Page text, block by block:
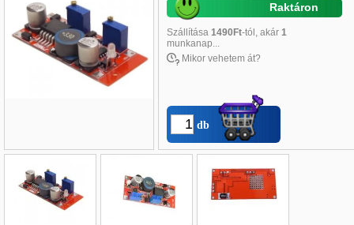
Raktáron
Szállítása1490Ft-tól, akár1
munkanap...
Mikor vehetem át?
db